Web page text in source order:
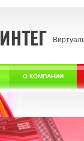
О КОМПАНИИ